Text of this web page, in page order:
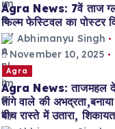
Agra News: 7वें ताज
फिल्म फेस्टिवल का पोस्टर
Abhimanyu Singh
November 10, 2025
Agra
Agra News: ताजमहल
तांगे वाले की
बीच रास्ते में उतारा,